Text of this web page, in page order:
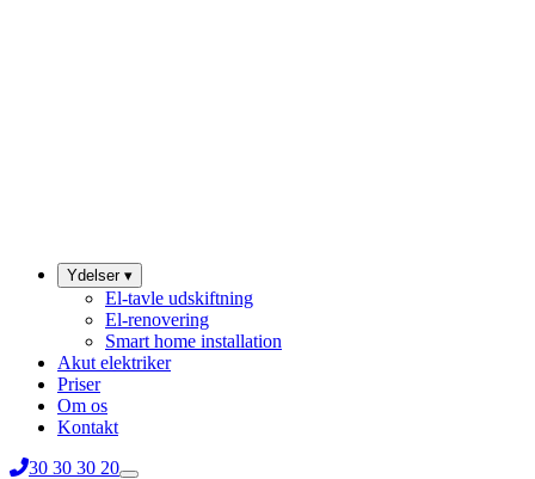
Ydelser ▾
El-tavle udskiftning
El-renovering
Smart home installation
Akut elektriker
Priser
Om os
Kontakt
30 30 30 20